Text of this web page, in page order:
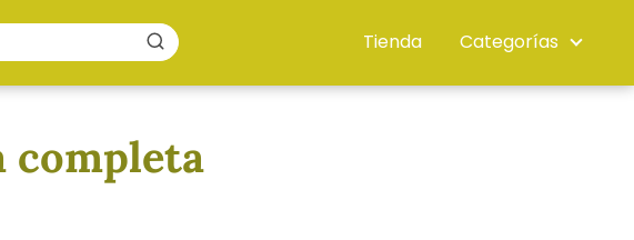
Tienda Categorías
completa